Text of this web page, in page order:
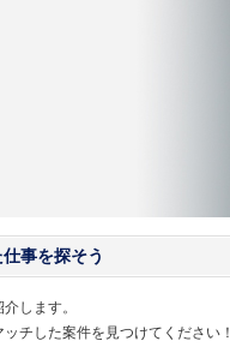
事を探そう
します。
チした案件を見つけてください！